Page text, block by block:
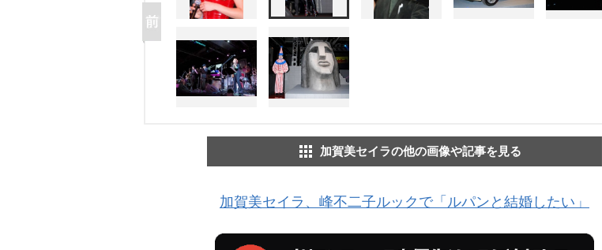
加賀美セイラの他の画像や記事を見る
加賀美セイラ、峰不二子ルックで「ルパンと結婚したい」